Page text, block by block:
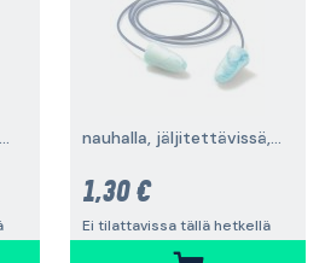
annostelijassa, 500 paria nauhalla, jäljitettävissä, 200 paria
1,30 €
Ei tilattavissa tällä hetkellä